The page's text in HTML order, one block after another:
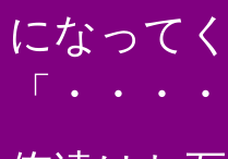
になって
「・・・